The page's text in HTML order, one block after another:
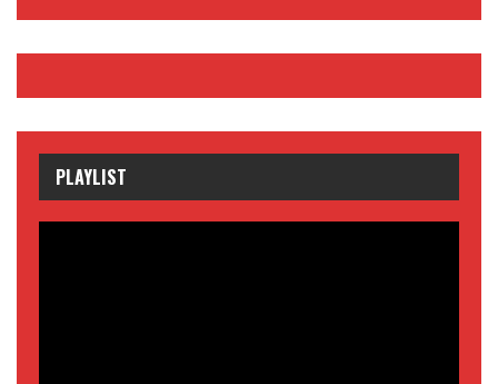
PLAYLIST